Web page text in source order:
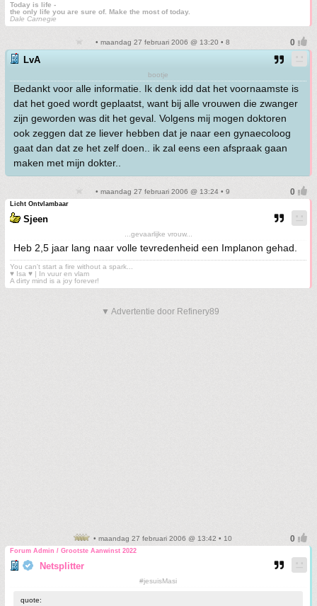
Today is life -
the only life you are sure of. Make the most of today.
Dale Carnegie
• maandag 27 februari 2006 @ 13:20 • 8
LvA
bootje
Bedankt voor alle informatie. Ik denk idd dat het voornaamste is
dat het goed wordt geplaatst, want bij alle vrouwen die zwanger
zijn geworden was dit het geval. Volgens mij mogen doktoren
ook zeggen dat ze liever hebben dat je naar een gynaecoloog
gaat dan dat ze het zelf doen.. ik zal eens een afspraak gaan
maken met mijn dokter..
• maandag 27 februari 2006 @ 13:24 • 9
Licht Ontvlambaar
Sjeen
...gevaarlijke vrouw...
Heb 2,5 jaar lang naar volle tevredenheid een Implanon gehad.
You can't start a fire without a spark...
♥ Isa ♥ | In vuur en vlam
A dirty mind is a joy forever!
▼ Advertentie door Refinery89
• maandag 27 februari 2006 @ 13:42 • 10
Forum Admin / Grootste Aanwinst 2022
Netsplitter
#jesuisMasi
quote: